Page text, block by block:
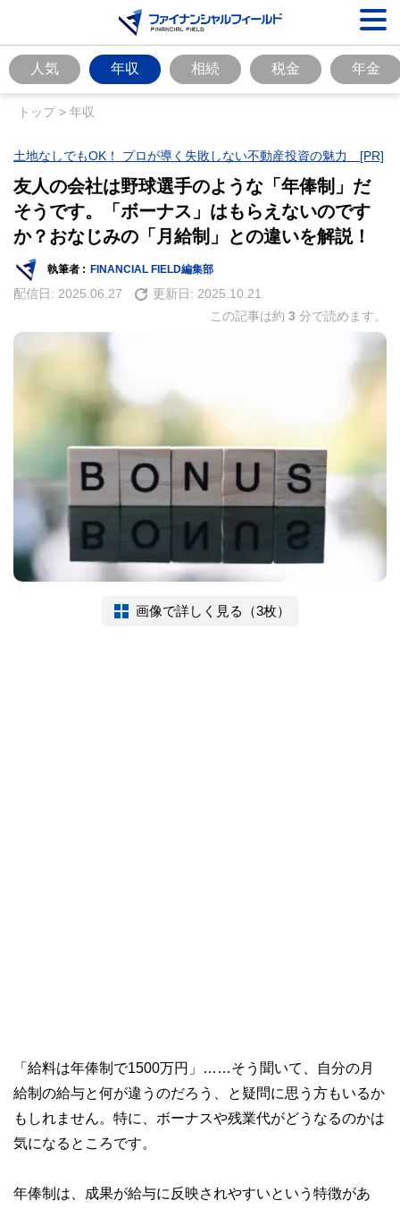
人気 年収 相続 税金 年金
トップ> 年収
土地なしでもOK！ プロが導く失敗しない不動産投資の魅力 [PR]
友人の会社は野球選手のような「年俸制」だ
そうです。「ボーナス」はもらえないのです
か？おなじみの「月給制」との違いを解説！
執筆者 : FINANCIAL FIELD編集部
配信日: 2025.06.27 更新日: 2025.10.21
この記事は約 3 分で読めます。
画像で詳しく見る（3枚）
「給料は年俸制で1500万円」……そう聞いて、自分の月
給制の給与と何が違うのだろう、と疑問に思う方もいるか
もしれません。特に、ボーナスや残業代がどうなるのかは
気になるところです。
年俸制は、成果が給与に反映されやすいという特徴があ